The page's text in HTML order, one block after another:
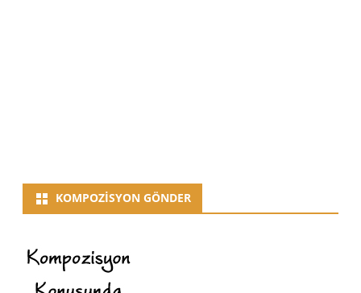
KOMPOZISYON GÖNDER